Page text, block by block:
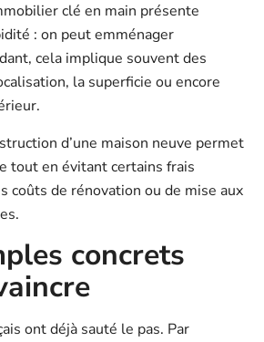
clé en main présente
: on peut emménager
cela implique souvent des
la superficie ou encore
d’une maison neuve permet
tout en évitant certains frais
coûts de rénovation ou de mise aux
concrets
ont déjà sauté le pas. Par